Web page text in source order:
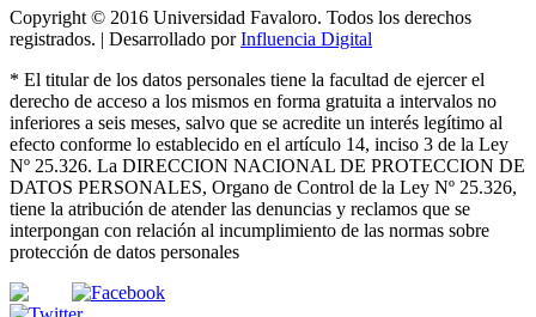
Copyright © 2016 Universidad Favaloro. Todos los derechos
registrados. | Desarrollado porInfluencia Digital
* El titular de los datos personales tiene la facultad de ejercer el
derecho de acceso a los mismos en forma gratuita a intervalos no
inferiores a seis meses, salvo que se acredite un interés legítimo al
efecto conforme lo establecido en el artículo 14, inciso 3 de la Ley
Nº 25.326. La DIRECCION NACIONAL DE PROTECCION DE
DATOS PERSONALES, Organo de Control de la Ley Nº 25.326,
tiene la atribución de atender las denuncias y reclamos que se
interpongan con relación al incumplimiento de las normas sobre
protección de datos personales